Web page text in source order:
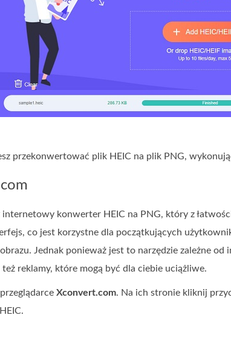
przekonwertować plik HEIC na plik PNG,
konwerter HEIC na PNG, który z
co jest korzystne dla początkujących
Jednak ponieważ jest to narzędzie zależne
reklamy, które mogą być dla ciebie uciążliwe.
Xconvert.com. Na ich stronie kliknij